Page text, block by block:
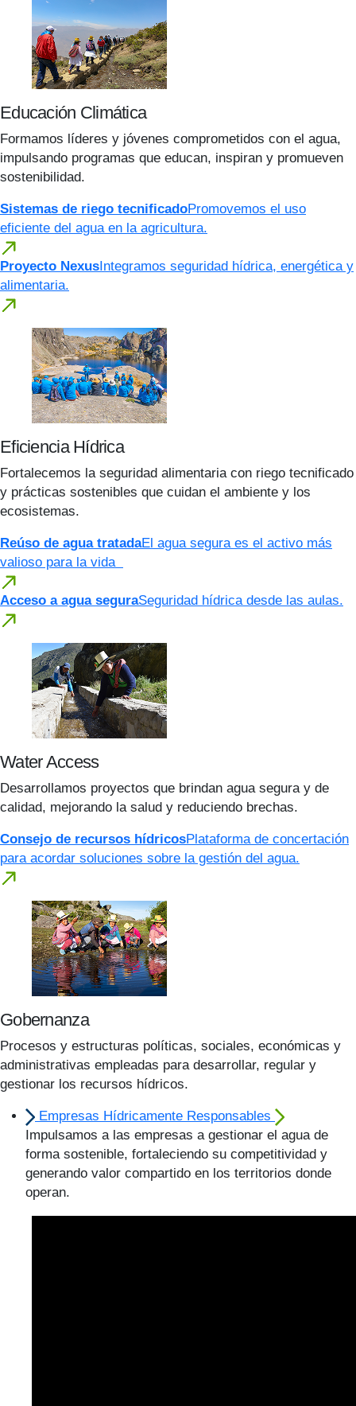
Educación Climática
Formamos líderes y jóvenes comprometidos con el agua,
impulsando programas que educan, inspiran y promueven
sostenibilidad.
Sistemas de riego tecnificadoPromovemos el uso
eficiente del agua en la agricultura.
Proyecto NexusIntegramos seguridad hídrica, energética y
alimentaria.
Eficiencia Hídrica
Fortalecemos la seguridad alimentaria con riego tecnificado
y prácticas sostenibles que cuidan el ambiente y los
ecosistemas.
Reúso de agua tratadaEl agua segura es el activo más
valioso para la vida
Acceso a agua seguraSeguridad hídrica desde las aulas.
Water Access
Desarrollamos proyectos que brindan agua segura y de
calidad, mejorando la salud y reduciendo brechas.
Consejo de recursos hídricosPlataforma de concertación
para acordar soluciones sobre la gestión del agua.
Gobernanza
Procesos y estructuras políticas, sociales, económicas y
administrativas empleadas para desarrollar, regular y
gestionar los recursos hídricos.
Empresas Hídricamente Responsables
Impulsamos a las empresas a gestionar el agua de
forma sostenible, fortaleciendo su competitividad y
generando valor compartido en los territorios donde
operan.